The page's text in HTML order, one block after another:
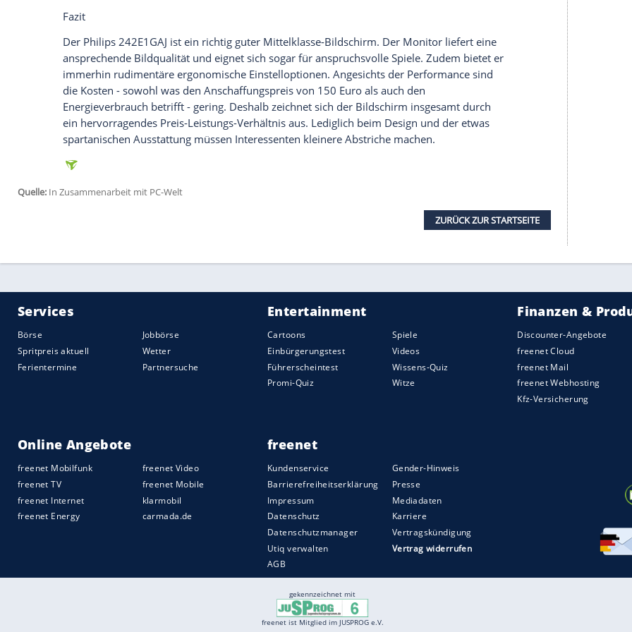
Handhabung
Einstellungen lassen sich beimPhilips242E1GAJ über ein übersichtlich aufgebautes
Bildschirmmenüvornehmen. Dabei überraschen die vielfältigen Möglichkeiten. So sind
nicht nur zahlreiche individuelle Einstellungen für dasGamingmöglich. Es gibt sogar einen
speziellen Racing-Modus. Darüber hinaus können Nutzer etwa den Schwarzwert anheben,
den Blaulichtanteil verhindern oder mit Flicker-Free dasBildflackernminimieren. Die
Einstelltasten hatPhilipsin der rechten unteren Ecke des Gehäuses platziert, sodass diese
gut erreichbar sind. Durch ihre Kontrastfarben lassen sich die Tasten zudem problemlos
finden. Der Bildschirm bietet sogar rudimentäre ergonomische Einstelloptionen und lässt
sich in der Höhe um bis zu 13 Zentimeter und bezüglich der Neigung um maximal 20 Grad
laufenden Kosten sind gering. Selbst auf der höchsten
verbraucht der
nämlich nur 20,7 Watt. Das ist im Klassenvergleich erfreulich wenig. Im Stand-by
reduziert sich der Verbrauch dann auf 0,5 Watt. Kleines Manko: Auch komplett
ausgeschaltet verbraucht der 242E1GAJ etwas Strom.
DerPhilips 242E1GAJ ist ein richtig guter Mittelklasse-Bildschirm. Der
ansprechende
immerhin rudimentäre ergonomische Einstelloptionen. Angesichts der
die Kosten - sowohl was den
Anschaffungspreis
von 150 Euro als auch den
Energieverbrauchbetrifft - gering. Deshalb zeichnet sich der Bildschirm insgesamt durch
ein hervorragendes Preis-Leistungs-Verhältnis aus. Lediglich beim Design und der etwas
müssen Interessenten kleinere Abstriche machen.